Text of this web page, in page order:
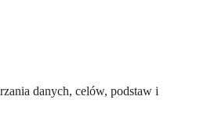
danych, celów, podstaw i